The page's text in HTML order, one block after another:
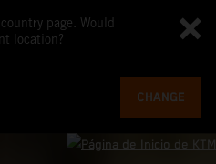
page. Would
location?
CHANGE